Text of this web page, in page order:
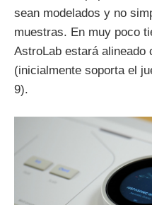
sean modelados y no
muestras. En muy poco
AstroLab estará alineado
(inicialmente soporta el
9).